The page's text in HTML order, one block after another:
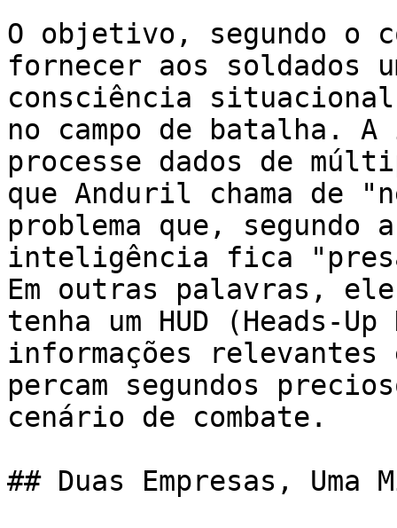
O objetivo, segundo o
fornecer aos soldados
consciência situacional
no campo de batalha.
processe dados de
que Anduril chama de
problema que, segundo
inteligência fica
Em outras palavras,
tenha um HUD (Heads-
informações relevantes
percam segundos
cenário de combate.
## Duas Empresas,